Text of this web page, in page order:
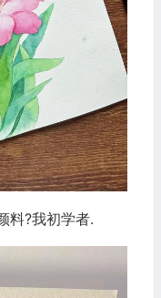
料?我初学者.